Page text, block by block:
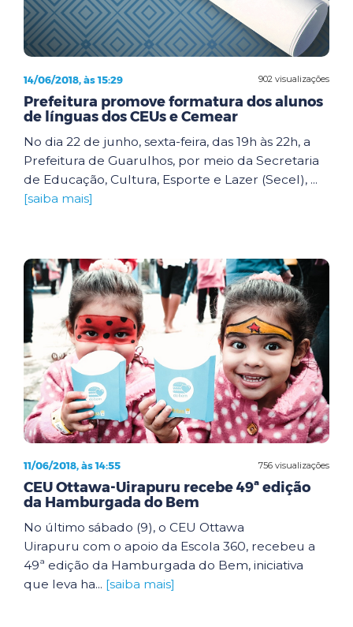
902 visualizações
14/06/2018, às 15:29
Prefeitura promove formatura dos alunos
de línguas dos CEUs e Cemear
No dia 22 de junho, sexta-feira, das 19h às 22h, a
Prefeitura de Guarulhos, por meio da Secretaria
de Educação, Cultura, Esporte e Lazer (Secel), ...
[saiba mais]
756 visualizações
11/06/2018, às 14:55
CEU Ottawa-Uirapuru recebe 49ª edição
da Hamburgada do Bem
No último sábado (9), o CEU Ottawa
Uirapuru com o apoio da Escola 360, recebeu a
49ª edição da Hamburgada do Bem, iniciativa
que leva ha... [saiba mais]